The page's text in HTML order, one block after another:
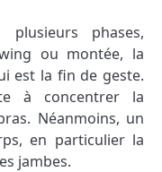
phases,
ou montée, la
est la fin de geste.
à concentrer la
Néanmoins, un
en particulier la
jambes.